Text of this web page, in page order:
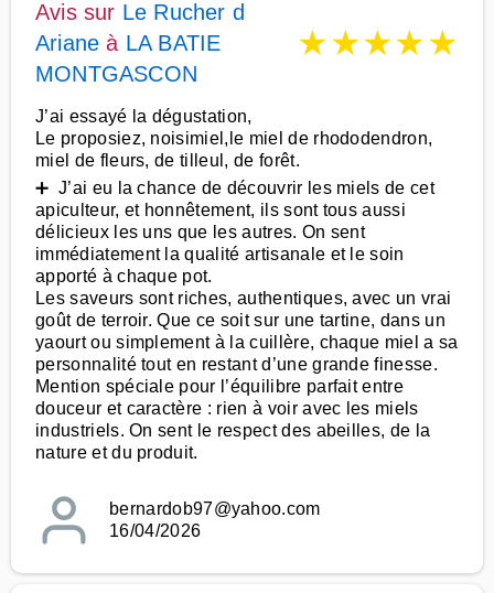
Avis sur Le Rucher d
Ariane à LA BATIE
MONTGASCON
★★★★★
J’ai essayé la dégustation,
Le proposiez, noisimiel,le miel de rhododendron,
miel de fleurs, de tilleul, de forêt.
➕ J’ai eu la chance de découvrir les miels de cet
apiculteur, et honnêtement, ils sont tous aussi
délicieux les uns que les autres. On sent
immédiatement la qualité artisanale et le soin
apporté à chaque pot.
Les saveurs sont riches, authentiques, avec un vrai
goût de terroir. Que ce soit sur une tartine, dans un
yaourt ou simplement à la cuillère, chaque miel a sa
personnalité tout en restant d’une grande finesse.
Mention spéciale pour l’équilibre parfait entre
douceur et caractère : rien à voir avec les miels
industriels. On sent le respect des abeilles, de la
nature et du produit.
bernardob97@yahoo.com
16/04/2026